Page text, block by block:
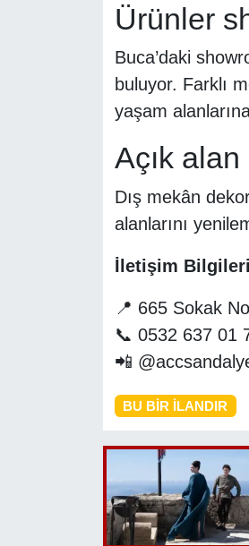
Ürünler
Buca’daki
buluyor. Farklı
yaşam
Açık
Dış mekân
alanlarını
İletişim Bilgileri
📍 665 Sokak
📞 0532 637 01
📲
BU BIR İLANDIR